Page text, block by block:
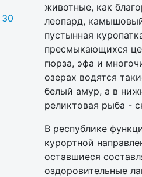
30
животные, как
леопард,
пустынная
пресмыкающихся
гюрза, эфа и
озерах водятся
белый амур, а в
реликтовая рыба -
В республике
курортной
оставшиеся
оздоровительные